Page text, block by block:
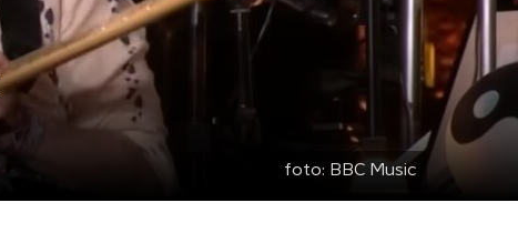
foto: BBC Music